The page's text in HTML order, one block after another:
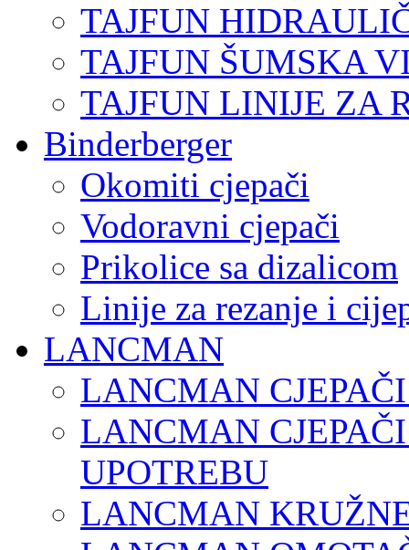
TAJFUN
TAJFUN ŠUMSKA
TAJFUN LINIJE ZA
Binderberger
Okomiti cjepači
Vodoravni cjepači
Prikolice sa dizalicom
Linije za rezanje i
LANCMAN
LANCMAN
LANCMAN
UPOTREBU
LANCMAN